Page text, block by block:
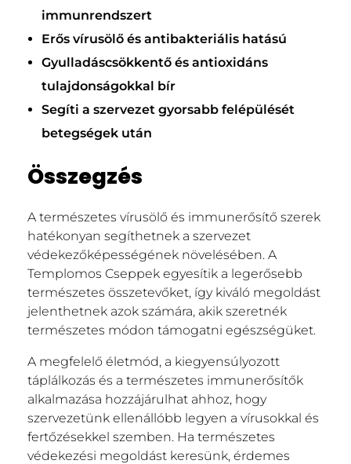
immunrendszert
Erős vírusölő és antibakteriális hatású
Gyulladáscsökkentő és antioxidáns
tulajdonságokkal bír
Segíti a szervezet gyorsabb felépülését
betegségek után
Összegzés
A természetes vírusölő és immunerősítő szerek
hatékonyan segíthetnek a szervezet
védekezőképességének növelésében. A
Templomos Cseppek egyesítik a legerősebb
természetes összetevőket, így kiváló megoldást
jelenthetnek azok számára, akik szeretnék
természetes módon támogatni egészségüket.
A megfelelő életmód, a kiegyensúlyozott
táplálkozás és a természetes immunerősítők
alkalmazása hozzájárulhat ahhoz, hogy
szervezetünk ellenállóbb legyen a vírusokkal és
fertőzésekkel szemben. Ha természetes
védekezési megoldást keresünk, érdemes